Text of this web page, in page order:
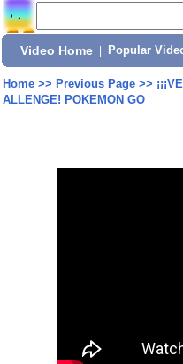
Video Home Popular
Home>> Previous Page>>
ALLENGE! POKEMON GO